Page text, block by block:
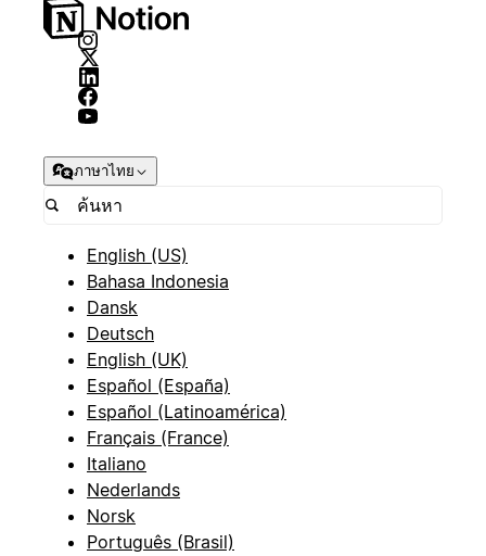
ภาษาไทย
English (US)
Bahasa Indonesia
Dansk
Deutsch
English (UK)
Español (España)
Español (Latinoamérica)
Français (France)
Italiano
Nederlands
Norsk
Português (Brasil)